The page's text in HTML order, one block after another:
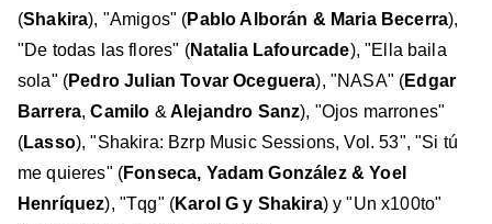
(Shakira), "Amigos" (Pablo Alborán & Maria Becerra),
"De todas las flores" (Natalia Lafourcade), "Ella baila
sola" (Pedro Julian Tovar Oceguera), "NASA" (Edgar
Barrera, Camilo &Alejandro Sanz), "Ojos marrones"
(Lasso), "Shakira: Bzrp Music Sessions, Vol. 53", "Si tú
me quieres" (Fonseca, Yadam González & Yoel
Henríquez), "Tqg" (Karol G y Shakira) y "Un x100to"